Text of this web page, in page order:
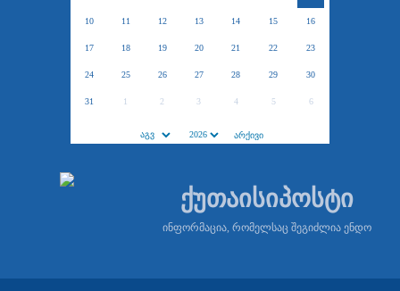
10 11 12 13 14 15 16
17 18 19 20 21 22 23
24 25 26 27 28 29 30
31 1 2 3 4 5 6
ქუთაისიპოსტი
ინფორმაცია, რომელსაც შეგიძლია ენდო